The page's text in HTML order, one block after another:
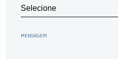
MENSAGEM